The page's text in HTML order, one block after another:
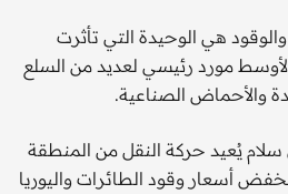
هي الوحيدة التي تأثرت
الأوسط مورد رئيسي لعديد من السلع
والأحماض الصناعية.
يُعيد حركة النقل من المنطقة
أسعار وقود الطائرات واليوريا